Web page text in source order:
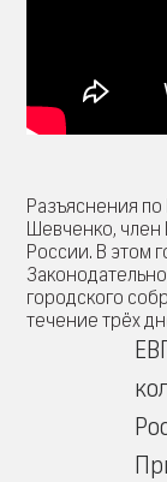
Разъяснения
Шевченко, член
России. В этом
городского
течение трёх